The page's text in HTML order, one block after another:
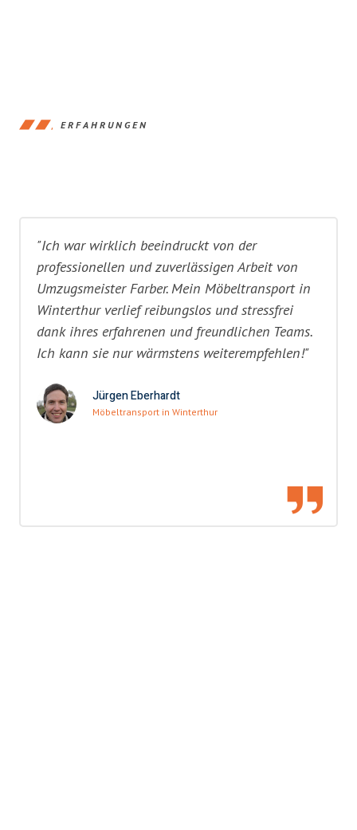
ERFAHRUNGEN
"Ich war wirklich beeindruckt von der
professionellen und zuverlässigen Arbeit von
Umzugsmeister Farber. Mein Möbeltransport in
Winterthur verlief reibungslos und stressfrei
dank ihres erfahrenen und freundlichen Teams.
Ich kann sie nur wärmstens weiterempfehlen!"
Jürgen Eberhardt
Möbeltransport in Winterthur